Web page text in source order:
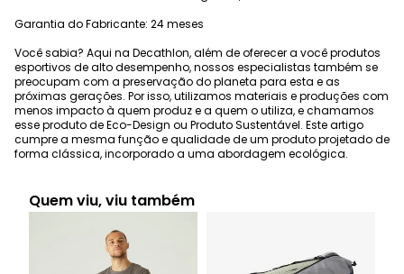
Garantia do Fabricante: 24 meses
Você sabia? Aqui na Decathlon, além de oferecer a você produtos
esportivos de alto desempenho, nossos especialistas também se
preocupam com a preservação do planeta para esta e as
próximas gerações. Por isso, utilizamos materiais e produções com
menos impacto à quem produz e a quem o utiliza, e chamamos
esse produto de Eco-Design ou Produto Sustentável. Este artigo
cumpre a mesma função e qualidade de um produto projetado de
forma clássica, incorporado a uma abordagem ecológica.
Quem viu, viu também